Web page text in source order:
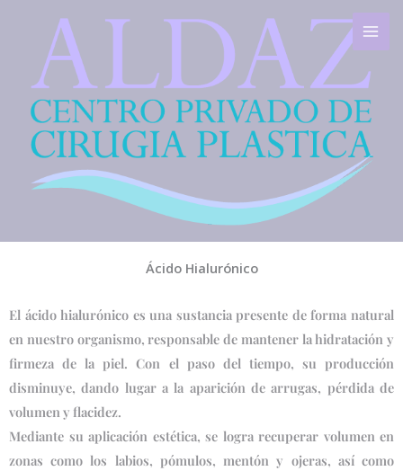
contenido
Ácido Hialurónico
El ácido hialurónico es una sustancia presente de forma natural
en nuestro organismo, responsable de mantener la hidratación y
firmeza de la piel. Con el paso del tiempo, su producción
disminuye, dando lugar a la aparición de arrugas, pérdida de
volumen y flacidez.
Mediante su aplicación estética, se logra recuperar volumen en
zonas como los labios, pómulos, mentón y ojeras, así como